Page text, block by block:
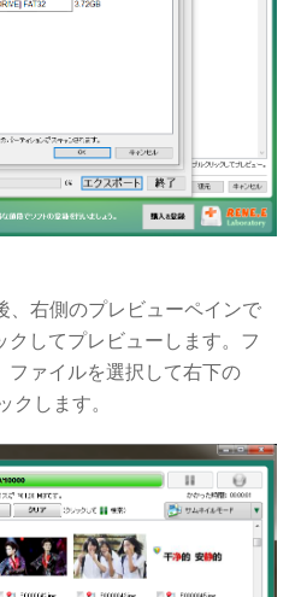
、右側のプレビューペインで
クしてプレビューします。フ
ファイルを選択して右下の
クします。